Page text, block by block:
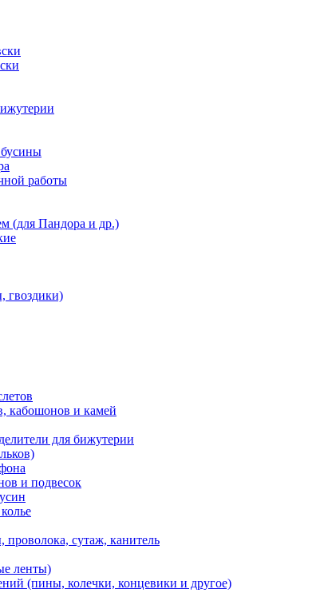
работы
(для Пандора и др.)
гвоздики)
кабошонов и камей
для бижутерии
и подвесок
сутаж, канитель
ленты)
(пины, колечки, концевики и другое)